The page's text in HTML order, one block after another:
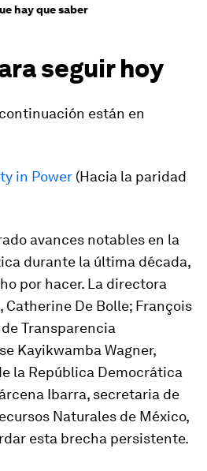
hay que saber
seguir hoy
están en
in Power (Hacia la paridad
avances notables en la
durante la última década,
por hacer. La directora
Catherine De Bolle; François
Transparencia
Kayikwamba Wagner,
la República Democrática
Ibarra, secretaria de
Naturales de México,
esta brecha persistente.